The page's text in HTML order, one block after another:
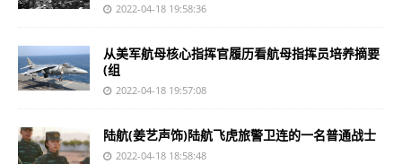
2022-04-18 19:58:36
从美军航母核心指挥官履历看航母指挥员培养摘要
(组
2022-04-18 19:57:08
陆航(姜艺声饰)陆航飞虎旅警卫连的一名普通战士
2022-04-18 18:58:48